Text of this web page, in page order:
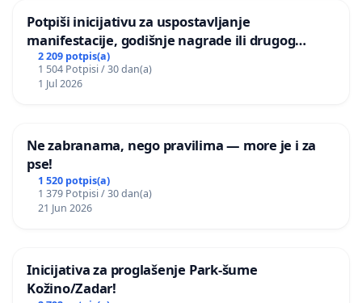
Potpiši inicijativu za uspostavljanje
manifestacije, godišnje nagrade ili drugog
javnog događaja „Edin Avdić“ u Sarajevu
2 209 potpis(a)
1 504 Potpisi / 30 dan(a)
1 Jul 2026
Ne zabranama, nego pravilima — more je i za
pse!
1 520 potpis(a)
1 379 Potpisi / 30 dan(a)
21 Jun 2026
Inicijativa za proglašenje Park-šume
Kožino/Zadar!